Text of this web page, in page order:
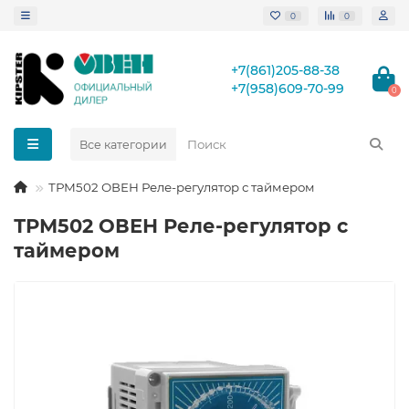
0 0
+7(861)205-88-38
+7(958)609-70-99
0
Все категории
ТРМ502 ОВЕН Реле-регулятор с таймером
ТРМ502 ОВЕН Реле-регулятор с
таймером